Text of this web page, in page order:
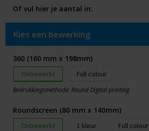
Of vul hier je aantal in:
Kies een bewerking
360 (160 mm x 198mm)
Onbewerkt Full colour
Bedrukkingsmethode: Round Digital printing
Roundscreen (80 mm x 140mm)
Onbewerkt 1 Full colour